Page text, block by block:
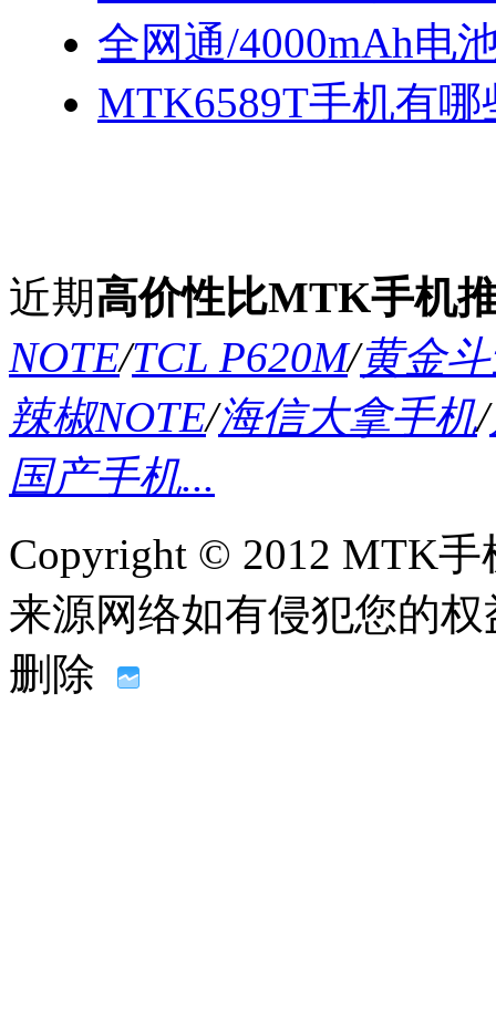
全网通/4000mAh电
MTK6589T手机有
近期高价性比MTK手机
NOTE/TCL P620M/黄金
辣椒NOTE/海信大拿手机/
国产手机...
Copyright © 2012 MTK
来源网络如有侵犯您的
删除